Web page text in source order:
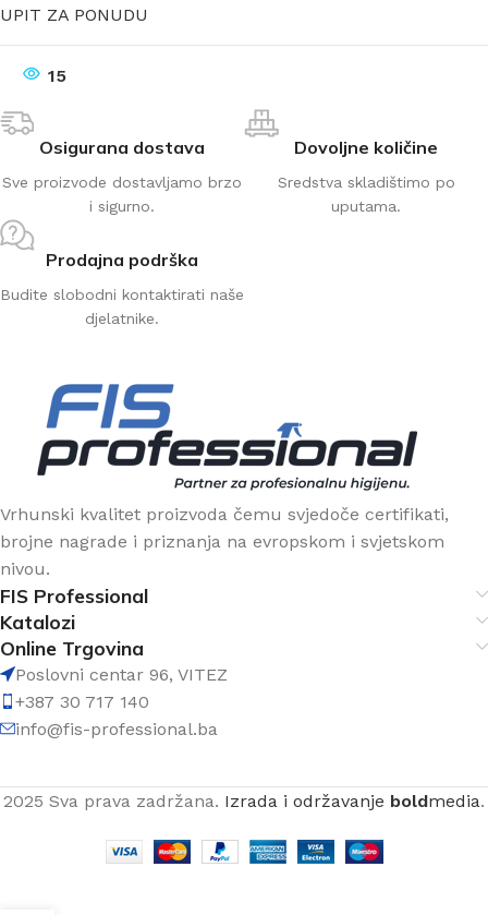
UPIT ZA PONUDU
15
Osigurana dostava
Sve proizvode dostavljamo brzo
i sigurno.
Dovoljne količine
Sredstva skladištimo po
uputama.
Prodajna podrška
Budite slobodni kontaktirati naše
djelatnike.
Vrhunski kvalitet proizvoda čemu svjedoče certifikati,
brojne nagrade i priznanja na evropskom i svjetskom
nivou.
FIS Professional
Katalozi
Online Trgovina
Poslovni centar 96, VITEZ
+387 30 717 140
info@fis-professional.ba
2025 Sva prava zadržana. Izrada i održavanje boldmedia.